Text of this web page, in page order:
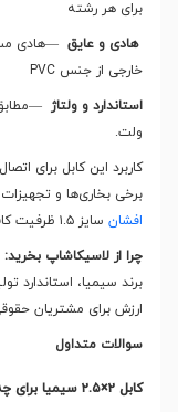
برای هر رشته
هادی و عایق —
خارجی از جنس PVC
استاندارد و ولتاژ —
ولت.
کاربرد این کابل برای
برخی بخاری‌ها و
افشان سایز ۱.۵ ظرفیت کافی ندارد
چرا از لاسیکاشاپ بخرید:
برند سیمیا، استاندارد
ارزش برای مشتریان
سوالات متداول
کابل ۲×۲.۵ سیمیا برای